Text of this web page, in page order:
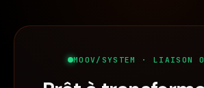
MOOV/SYSTEM · LIAISON